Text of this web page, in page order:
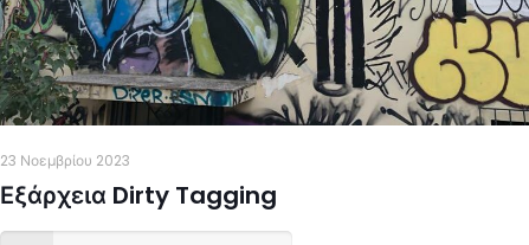
23 Νοεμβρίου 2023
Εξάρχεια Dirty Tagging